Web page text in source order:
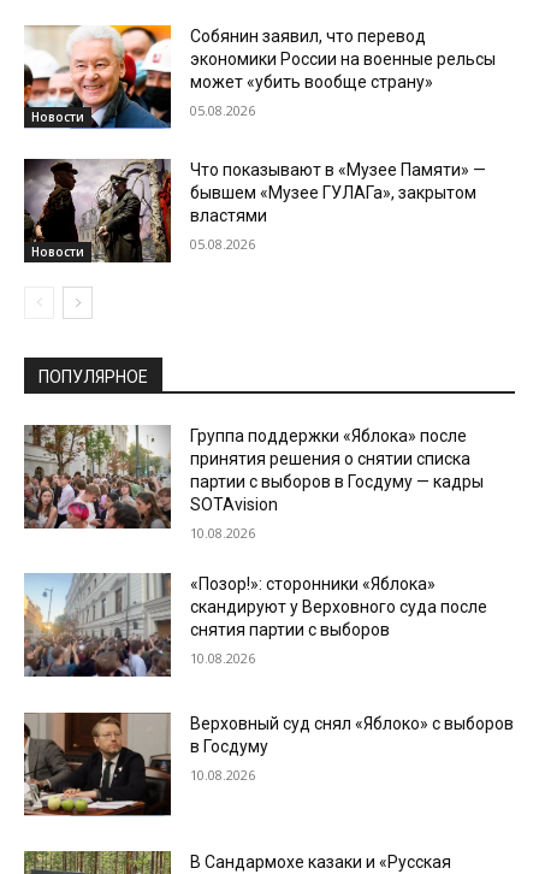
Новости
Собянин заявил, что перевод
экономики России на военные рельсы
может «убить вообще страну»
05.08.2026
Новости
Что показывают в «Музее Памяти» —
бывшем «Музее ГУЛАГа», закрытом
властями
05.08.2026
ПОПУЛЯРНОЕ
Группа поддержки «Яблока» после
принятия решения о снятии списка
партии с выборов в Госдуму — кадры
SOTAvision
10.08.2026
«Позор!»: сторонники «Яблока»
скандируют у Верховного суда после
снятия партии с выборов
10.08.2026
Верховный суд снял «Яблоко» с выборов
в Госдуму
10.08.2026
В Сандармохе казаки и «Русская